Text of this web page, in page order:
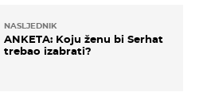
NASLJEDNIK
ANKETA: Koju ženu bi Serhat
trebao izabrati?